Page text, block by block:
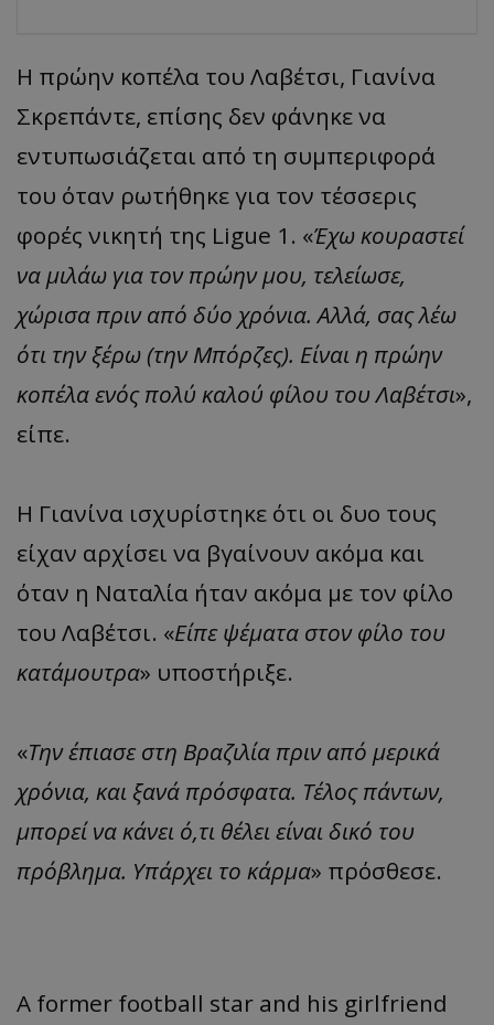
Η πρώην κοπέλα του Λαβέτσι, Γιανίνα
Σκρεπάντε, επίσης δεν φάνηκε να
εντυπωσιάζεται από τη συμπεριφορά
του όταν ρωτήθηκε για τον τέσσερις
φορές νικητή της Ligue 1. «Έχω κουραστεί
να μιλάω για τον πρώην μου, τελείωσε,
χώρισα πριν από δύο χρόνια. Αλλά, σας λέω
ότι την ξέρω (την Μπόρζες). Είναι η πρώην
κοπέλα ενός πολύ καλού φίλου του Λαβέτσι»,
είπε.
Η Γιανίνα ισχυρίστηκε ότι οι δυο τους
είχαν αρχίσει να βγαίνουν ακόμα και
όταν η Ναταλία ήταν ακόμα με τον φίλο
του Λαβέτσι. «Είπε ψέματα στον φίλο του
κατάμουτρα» υποστήριξε.
«Την έπιασε στη Βραζιλία πριν από μερικά
χρόνια, και ξανά πρόσφατα. Τέλος πάντων,
μπορεί να κάνει ό,τι θέλει είναι δικό του
πρόβλημα. Υπάρχει το κάρμα» πρόσθεσε.
A former football star and his girlfriend